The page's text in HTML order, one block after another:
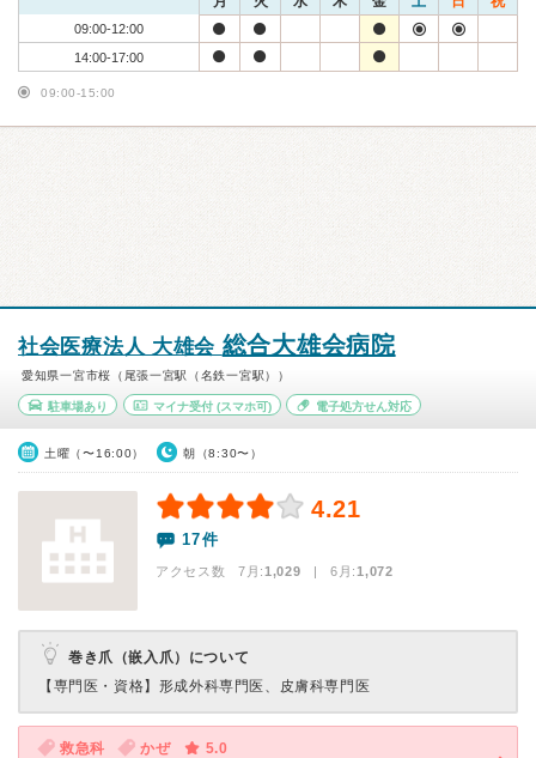
09:00-12:00
14:00-17:00
09:00-15:00
社会医療法人 大雄会 総合大雄会病院
愛知県一宮市桜（尾張一宮駅（名鉄一宮駅））
駐車場あり マイナ受付(スマホ可) 電子処方せん対応
土曜（〜16:00） 朝（8:30〜）
4.21
17件
アクセス数 7月:1,029 | 6月:1,072
巻き爪（嵌入爪）について
【専門医・資格】 形成外科専門医、皮膚科専門医
救急科 かぜ
5.0